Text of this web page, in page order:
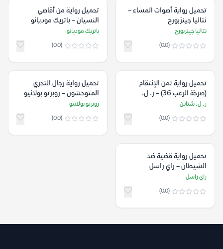
تحميل رواية أصوات المساء –
نتاليا جينزبورج
نتاليا جينزبورج
(0.0)
تحميل رواية من أقاصي
النسيان – باتريك موديانو
باتريك موديانو
(0.0)
تحميل رواية ثمن الإنتقام
(صرخة الرعب 36) – ر. ل.
شتاين
ر. ل. شتاين
(0.0)
تحميل رواية رجال التحري
المتوحشون – روبرتو بولانيو
روبرتو بولانيو
(0.0)
تحميل رواية قضية ضد
الشيطان – راي راسل
راي راسل
(0.0)